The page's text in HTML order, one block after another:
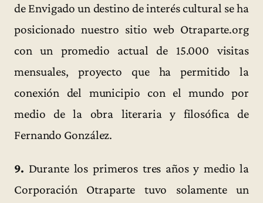
de Envigado un destino de interés cultural se ha
posicionado nuestro sitio web Otraparte.org
con un promedio actual de 15.000 visitas
mensuales, proyecto que ha permitido la
conexión del municipio con el mundo por
medio de la obra literaria y filosófica de
Fernando González.
9. Durante los primeros tres años y medio la
Corporación Otraparte tuvo solamente un